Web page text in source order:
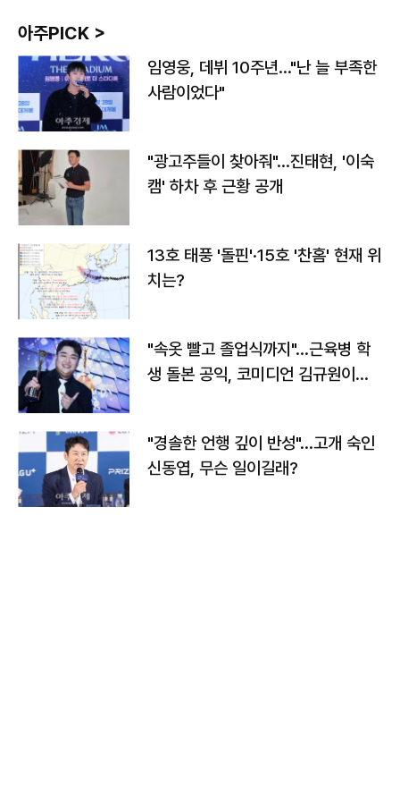
아주PICK >
임영웅, 데뷔 10주년…"난 늘 부족한
사람이었다"
"광고주들이 찾아줘"…진태현, '이숙
캠' 하차 후 근황 공개
13호 태풍 '돌핀'·15호 '찬홈' 현재 위
치는?
"속옷 빨고 졸업식까지"…근육병 학
생 돌본 공익, 코미디언 김규원이었
"경솔한 언행 깊이 반성"…고개 숙인
신동엽, 무슨 일이길래?